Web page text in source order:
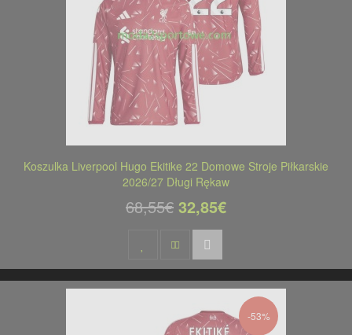
Koszulka Liverpool Hugo Ekitike 22 Domowe Stroje Piłkarskie
2026/27 Długi Rękaw
68,55€ 32,85€
-53%